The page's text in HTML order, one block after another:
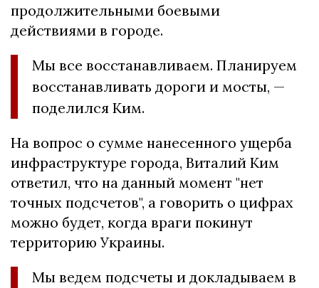
продолжительными боевыми
действиями в городе.
Мы все восстанавливаем. Планируем
восстанавливать дороги и мосты, —
поделился Ким.
На вопрос о сумме нанесенного ущерба
инфраструктуре города, Виталий Ким
ответил, что на данный момент "нет
точных подсчетов", а говорить о цифрах
можно будет, когда враги покинут
территорию Украины.
Мы ведем подсчеты и докладываем в